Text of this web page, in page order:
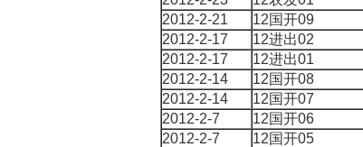
2012-2-21
12国开09
2012-2-17
12进出02
2012-2-17
12进出01
2012-2-14
12国开08
2012-2-14
12国开07
2012-2-7
12国开06
2012-2-7
12国开05